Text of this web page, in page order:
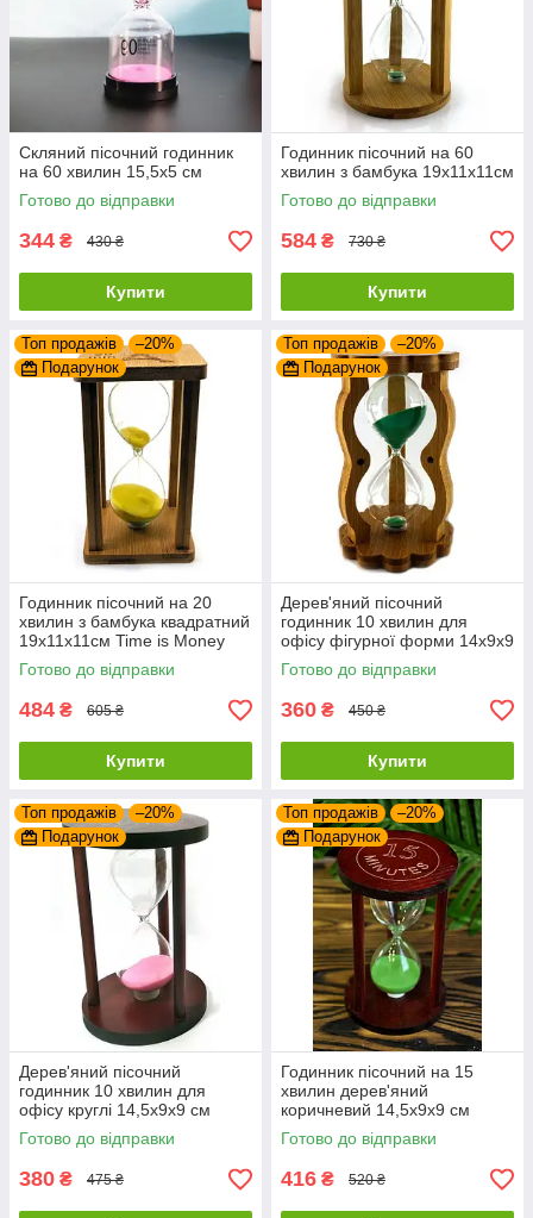
Скляний пісочний годинник
на 60 хвилин 15,5х5 см
Готово до відправки
344 ₴ 430 ₴
Купити
Годинник пісочний на 60
хвилин з бамбука 19х11х11см
Готово до відправки
584 ₴ 730 ₴
Купити
Топ продажів
–20%
Подарунок
Годинник пісочний на 20
хвилин з бамбука квадратний
19х11х11см Time is Money
Готово до відправки
484 ₴ 605 ₴
Купити
Топ продажів
–20%
Подарунок
Дерев'яний пісочний
годинник 10 хвилин для
офісу фігурної форми 14х9х9
см
Готово до відправки
360 ₴ 450 ₴
Купити
Топ продажів
–20%
Подарунок
Дерев'яний пісочний
годинник 10 хвилин для
офісу круглі 14,5х9х9 см
Готово до відправки
380 ₴ 475 ₴
Топ продажів
–20%
Подарунок
Годинник пісочний на 15
хвилин дерев'яний
коричневий 14,5х9х9 см
Готово до відправки
416 ₴ 520 ₴